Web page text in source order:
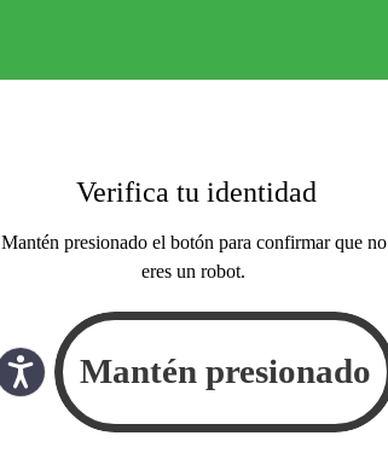
Verifica tu identidad
Mantén presionado el botón para confirmar que no
eres un robot.